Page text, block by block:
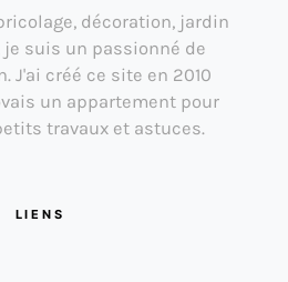
décoration, jardin
je suis un passionné de
J'ai créé ce site en 2010
un appartement pour
travaux et astuces.
LIENS